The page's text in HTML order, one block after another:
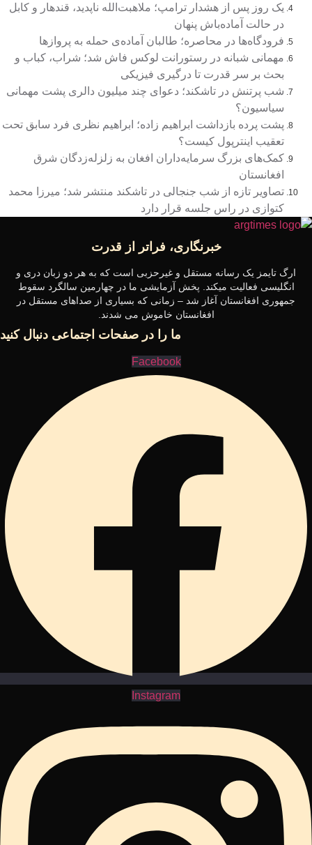
یک روز پس از هشدار ترامپ؛ ملاهبت‌الله ناپدید، قندهار و کابل
در حالت آماده‌باش پنهان
فرودگاه‌ها در محاصره؛ طالبان آماده‌ی حمله به پروازها
مهمانی شبانه در رستورانت لوکس فاش شد؛ شراب، کباب و
بحث بر سر قدرت تا درگیری فیزیکی
شب پرتنش در تاشکند؛ دعوای چند میلیون دالری پشت مهمانی
سیاسیون؟
پشت پرده بازداشت ابراهیم زاده؛ ابراهیم نظری فرد سابق تحت
تعقیب اینترپول کیست؟
کمک‌های بزرگ سرمایه‌داران افغان به زلزله‌زدگان شرق
افغانستان
تصاویر تازه از شب جنجالی در تاشکند منتشر شد؛ میرزا محمد
کتوازی در راس جلسه قرار دارد
خبرنگاری، فراتر از قدرت
ارگ تایمز یک رسانه مستقل و غیرحزبی است که به هر دو زبان دری و
انگلیسی فعالیت میکند. پخش آزمایشی ما در چهارمین سالگرد سقوط
جمهوری افغانستان آغاز شد – زمانی که بسیاری از صداهای مستقل در
افغانستان خاموش می شدند.
ما را در صفحات اجتماعی دنبال کنید
Facebook
Instagram